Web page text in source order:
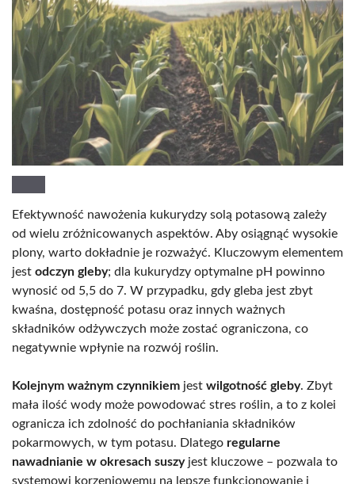
Efektywność nawożenia kukurydzy solą potasową zależy
od wielu zróżnicowanych aspektów. Aby osiągnąć wysokie
plony, warto dokładnie je rozważyć. Kluczowym elementem
jest odczyn gleby; dla kukurydzy optymalne pH powinno
wynosić od 5,5 do 7. W przypadku, gdy gleba jest zbyt
kwaśna, dostępność potasu oraz innych ważnych
składników odżywczych może zostać ograniczona, co
negatywnie wpłynie na rozwój roślin.
Kolejnym ważnym czynnikiem jest wilgotność gleby. Zbyt
mała ilość wody może powodować stres roślin, a to z kolei
ogranicza ich zdolność do pochłaniania składników
pokarmowych, w tym potasu. Dlatego regularne
nawadnianie w okresach suszyjest kluczowe – pozwala to
systemowi korzeniowemu na lepsze funkcjonowanie i